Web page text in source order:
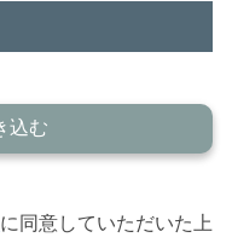
込む
に同意していただいた上